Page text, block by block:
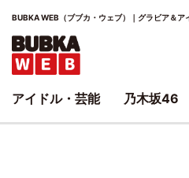
BUBKA WEB（ブブカ・ウェブ）｜グラビア＆ア
アイドル・芸能 乃木坂46